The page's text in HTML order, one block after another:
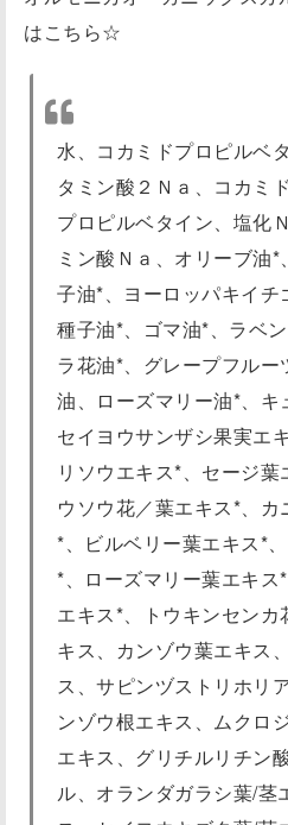
はこちら☆
水、コカミドプロピルベ
タミン酸２Ｎａ、コカミ
プロピルベタイン、塩化
ミン酸Ｎａ、オリーブ油
子油*、ヨーロッパキイチ
種子油*、ゴマ油*、ラベ
ラ花油*、グレープフルー
油、ローズマリー油*、キ
セイヨウサンザシ果実エ
リソウエキス*、セージ
ウソウ花／葉エキス*、カ
*、ビルベリー葉エキス*
*、ローズマリー葉エキ
エキス*、トウキンセン
キス、カンゾウ葉エキス
ス、サピンヅストリホリ
ンゾウ根エキス、ムクロ
エキス、グリチルリチン
ル、オランダガラシ葉/茎